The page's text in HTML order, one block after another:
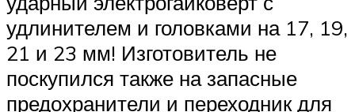
удлинителем и головками на 17, 19,
21 и 23 мм! Изготовитель не
поскупился также на запасные
предохранители и переходник для